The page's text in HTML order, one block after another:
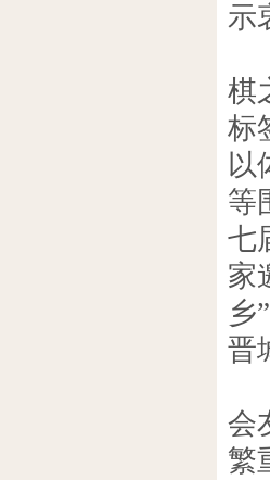
示
棋
标
以
等
七
家
乡
晋
会
繁